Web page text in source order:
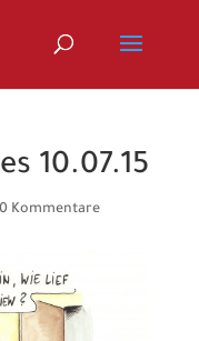
10.07.15
0 Kommentare